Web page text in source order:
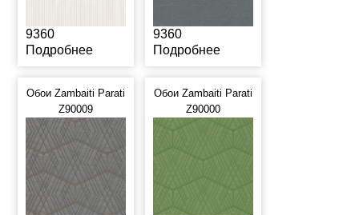
9360
Подробнее
9360
Подробнее
Обои Zambaiti Parati
Z90009
Обои Zambaiti Parati
Z90000